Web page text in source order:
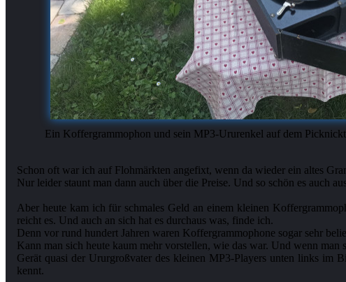
Ein Koffergrammophon und sein MP3-Ururenkel auf dem
Schon oft war ich auf Flohmärkten angefixt, wenn da wieder ein altes
Nur leider staunt man dann auch über die Preise. Und so schön es auch
Aber heute kam ich für schmales Geld an einem kleinen
reicht es. Und auch an sich hat es durchaus was, finde ich.
Denn vor rund hundert Jahren waren Koffergrammophone sogar sehr
Kann man sich heute kaum mehr vorstellen, wie das war. Und wenn
Gerät quasi der Ururgroßvater des kleinen MP3-Players unten links im
kennt.